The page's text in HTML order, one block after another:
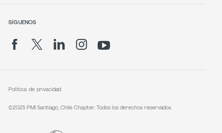
SÍGUENOS
Política de privacidad
©2025 PMI Santiago, Chile Chapter. Todos los derechos reservados.